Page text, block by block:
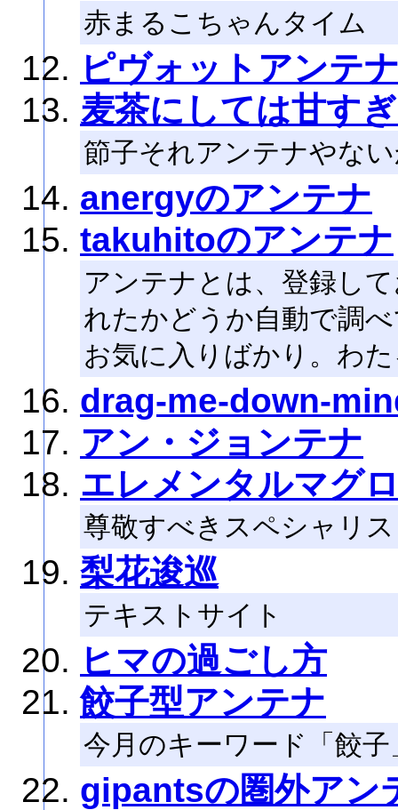
赤まるこちゃんタイム
ピヴォットアンテ
麦茶にしては甘す
節子それアンテナやな
anergyのアンテナ
takuhitoのアンテナ
アンテナとは、登録し
れたかどうか自動で調
お気に入りばかり。わ
drag-me-down-
アン・ジョンテナ
エレメンタルマグ
尊敬すべきスペシャリ
梨花逡巡
テキストサイト
ヒマの過ごし方
餃子型アンテナ
今月のキーワード「餃子
gipantsの圏外アン